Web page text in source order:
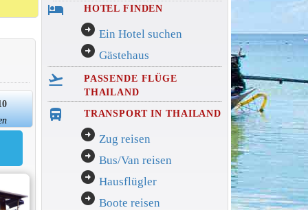
hotel HOTEL FINDEN
arrow_circle_right Ein Hotel suchen
arrow_circle_right Gästehaus
flight_takeoff
PASSENDE FLÜGE
THAILAND
directions_bus_filled TRANSPORT IN THAILAND
arrow_circle_right Zug reisen
arrow_circle_right Bus/Van reisen
arrow_circle_right Hausflügler
arrow_circle_right Boote reisen